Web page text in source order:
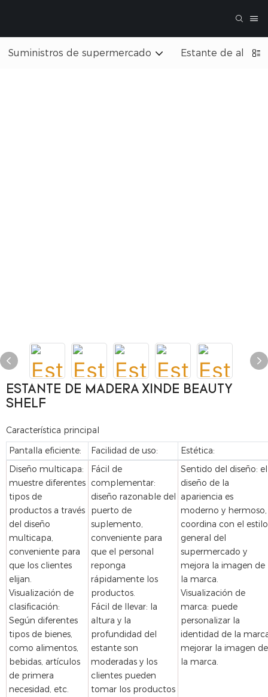
Suministros de supermercado Estante de
ESTANTE DE MADERA XINDE BEAUTY
SHELF
Característica principal
Pantalla eficiente:
Facilidad de uso:
Estética:
Diseño multicapa:
muestre diferentes
tipos de
productos a través
del diseño
multicapa,
conveniente para
que los clientes
elijan.
Visualización de
clasificación:
Según diferentes
tipos de bienes,
como alimentos,
bebidas, artículos
de primera
necesidad, etc.
Fácil de
complementar:
diseño razonable del
puerto de
suplemento,
conveniente para
que el personal
reponga
rápidamente los
productos.
Fácil de llevar: la
altura y la
profundidad del
estante son
moderadas y los
clientes pueden
tomar los productos
Sentido del diseño: el
diseño de la
apariencia es
moderno y hermoso,
coordina con el estilo
general del
supermercado y
mejora la imagen de
la marca.
Visualización de
marca: puede
personalizar la
identidad de la
mejorar la imagen de
la marca.